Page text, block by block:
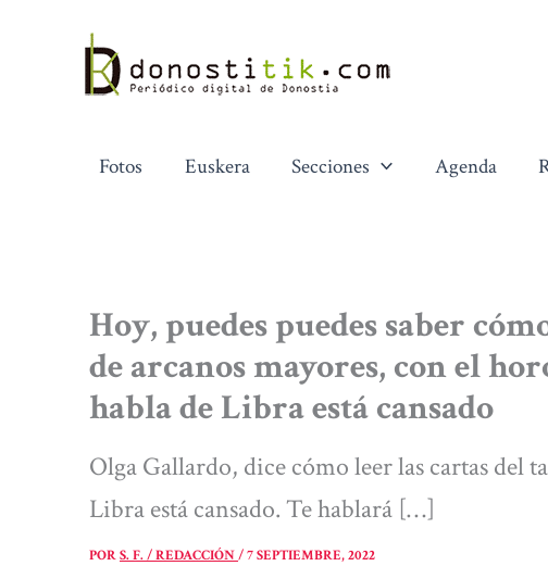
contenido
Fotos Euskera Secciones Agenda
Hoy, puedes puedes saber
de arcanos mayores, con el
habla de Libra está cansado
Olga Gallardo, dice cómo leer las cartas del
Libra está cansado. Te hablará […]
PORS. F. / REDACCIÓN/7 SEPTIEMBRE, 2022